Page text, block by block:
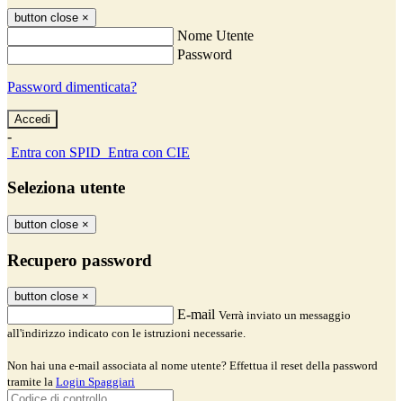
button close ×
Nome Utente
Password
Password dimenticata?
-
Entra con SPID Entra con CIE
Seleziona utente
button close ×
Recupero password
button close ×
E-mail Verrà inviato un messaggio
all'indirizzo indicato con le istruzioni necessarie.
Non hai una e-mail associata al nome utente? Effettua il reset della password
tramite la Login Spaggiari